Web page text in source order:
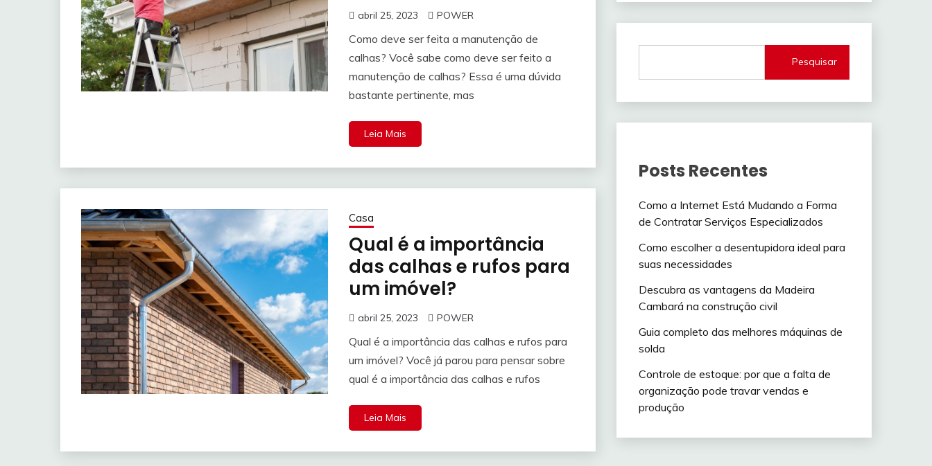
abril 25, 2023 POWER
Como deve ser feita a manutenção de
calhas? Você sabe como deve ser feito a
manutenção de calhas? Essa é uma dúvida
bastante pertinente, mas
Leia Mais
Casa
Qual é a importância
das calhas e rufos para
um imóvel?
abril 25, 2023 POWER
Qual é a importância das calhas e rufos para
um imóvel? Você já parou para pensar sobre
qual é a importância das calhas e rufos
Leia Mais
Pesquisar
Posts Recentes
Como a Internet Está Mudando a Forma
de Contratar Serviços Especializados
Como escolher a desentupidora ideal para
suas necessidades
Descubra as vantagens da Madeira
Cambará na construção civil
Guia completo das melhores máquinas de
solda
Controle de estoque: por que a falta de
organização pode travar vendas e
produção